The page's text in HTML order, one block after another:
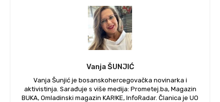
Vanja ŠUNJIĆ
Vanja Šunjić je bosanskohercegovačka novinarka i
aktivistinja. Sarađuje s više medija: Prometej.ba, Magazin
BUKA, Omladinski magazin KAR!KE, InfoRadar. Članica je UO